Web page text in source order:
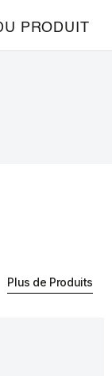
PRODUIT
Plus de Produits